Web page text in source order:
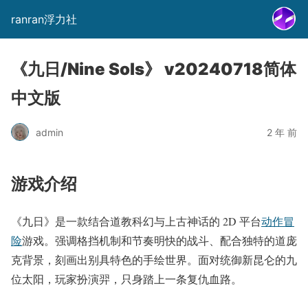
ranran浮力社
《九日/Nine Sols》 v20240718简体
中文版
admin 2 年 前
游戏介绍
《九日》是一款结合道教科幻与上古神话的 2D 平台动作冒
险游戏。强调格挡机制和节奏明快的战斗、配合独特的道庞
克背景，刻画出别具特色的手绘世界。面对统御新昆仑的九
位太阳，玩家扮演羿，只身踏上一条复仇血路。